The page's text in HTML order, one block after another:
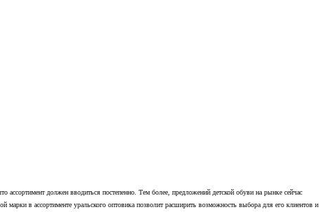
ассортимент должен вводиться постепенно. Тем более, предложений детской обуви на рынке сейчас
марки в ассортименте уральского оптовика позволит расширить возможность выбора для его клиентов и